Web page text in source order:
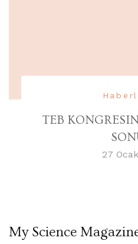
TEB
27
My Science